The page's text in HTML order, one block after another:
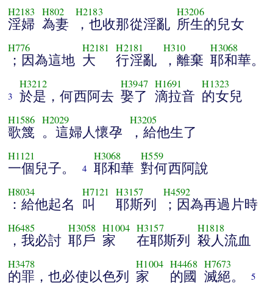
H2183
淫婦
H802
為妻
H2183
，也收那從淫亂
H3206
所生的兒女
H776
；因為這地
H2181
大
H2181
行淫亂
H310
，離棄
H3068
耶和華。
3
H3212
於是，何西阿去
H3947
娶了
H1691
滴拉音
H1323
的女兒
H1586
歌篾
H2029
。這婦人懷孕
H3205
，給他生了
H1121
一個兒子。 4
H3068
耶和華
H559
對何西阿說
H8034
：給他起名
H7121
叫
H3157
耶斯列
H4592
；因為再過片時
H6485
，我必討
H3058
耶戶
H1004
家
H3157
在耶斯列
H1818
殺人流血
H3478
的罪，也必使以色列
H1004
家
H4468
的國
H7673
滅絕。 5